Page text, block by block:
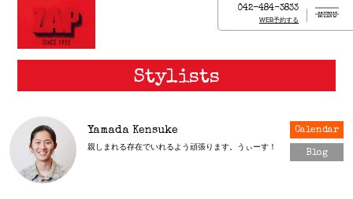
042-484-3833
WEB予約する
MENU
Stylists
Yamada Kensuke
親しまれる存在でいれるよう頑張ります。うぃーす！
Calendar
Blog